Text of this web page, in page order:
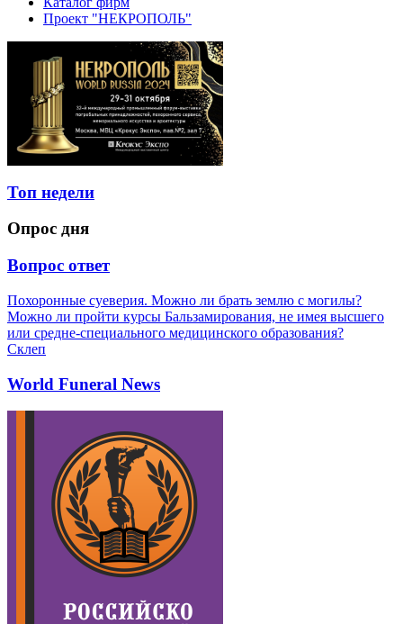
Проект "НЕКРОПОЛЬ"
Топ недели
Опрос дня
Вопрос ответ
Похоронные суеверия. Можно ли брать землю с могилы?
Можно ли пройти курсы Бальзамирования, не имея высшего
или средне-специального медицинского образования?
Склеп
World Funeral News